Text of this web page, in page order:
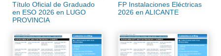
Título Oficial de Graduado
en ESO 2026 en LUGO
PROVINCIA
FP Instalaciones Eléctricas
2026 en ALICANTE